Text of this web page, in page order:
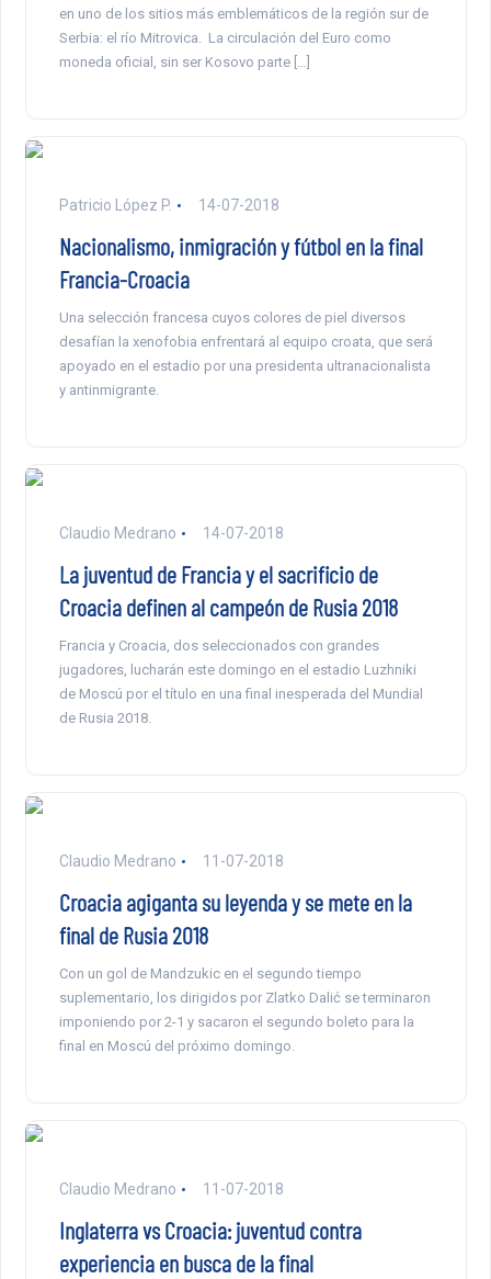
en uno de los sitios más emblemáticos de la región sur de
Serbia: el río Mitrovica. La circulación del Euro como
moneda oficial, sin ser Kosovo parte […]
Patricio López P. 14-07-2018
Nacionalismo, inmigración y fútbol en la final
Francia-Croacia
Una selección francesa cuyos colores de piel diversos
desafían la xenofobia enfrentará al equipo croata, que será
apoyado en el estadio por una presidenta ultranacionalista
y antinmigrante.
Claudio Medrano 14-07-2018
La juventud de Francia y el sacrificio de
Croacia definen al campeón de Rusia 2018
Francia y Croacia, dos seleccionados con grandes
jugadores, lucharán este domingo en el estadio Luzhniki
de Moscú por el título en una final inesperada del Mundial
de Rusia 2018.
Claudio Medrano 11-07-2018
Croacia agiganta su leyenda y se mete en la
final de Rusia 2018
Con un gol de Mandzukic en el segundo tiempo
suplementario, los dirigidos por Zlatko Dalić se terminaron
imponiendo por 2-1 y sacaron el segundo boleto para la
final en Moscú del próximo domingo.
Claudio Medrano 11-07-2018
Inglaterra vs Croacia: juventud contra
experiencia en busca de la final